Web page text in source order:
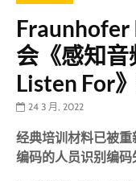
Fraunhofer
会《感知
Listen For
24 3 月, 2022
经典培训材料已被
编码的人员识别编码